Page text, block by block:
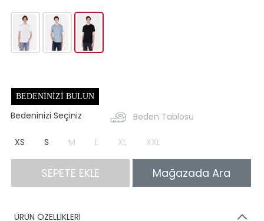
BEDENINIZI BULUN
Bedeninizi Seçiniz Beden Tablosu
XS S M L XL XXL
SEPETE EKLE Mağazada Ara
ÜRÜN ÖZELLİKLERİ